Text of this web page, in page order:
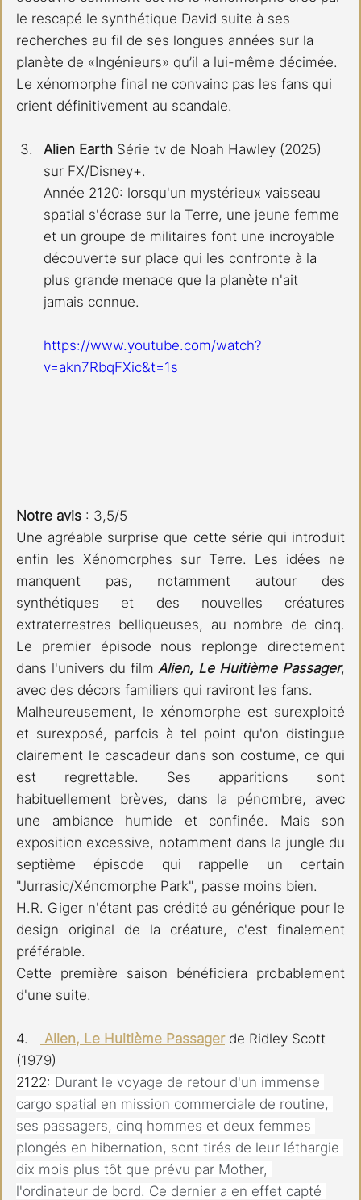
le rescapé le synthétique David suite à ses
recherches au fil de ses longues années sur la
planète de «Ingénieurs» qu’il a lui-même décimée.
Le xénomorphe final ne convainc pas les fans qui
crient définitivement au scandale.
Alien Earth Série tv de Noah Hawley (2025)
sur FX/Disney+.
Année 2120: lorsqu'un mystérieux vaisseau
spatial s'écrase sur la Terre, une jeune femme
et un groupe de militaires font une incroyable
découverte sur place qui les confronte à la
plus grande menace que la planète n'ait
jamais connue.
https://www.youtube.com/watch?
v=akn7RbqFXic&t=1s
Notre avis : 3,5/5
Une agréable surprise que cette série qui introduit
enfin les Xénomorphes sur Terre. Les idées ne
manquent pas, notamment autour des
synthétiques et des nouvelles créatures
extraterrestres belliqueuses, au nombre de cinq.
Le premier épisode nous replonge directement
dans l'univers du film Alien, Le Huitième Passager,
avec des décors familiers qui raviront les fans.
Malheureusement, le xénomorphe est surexploité
et surexposé, parfois à tel point qu'on distingue
clairement le cascadeur dans son costume, ce qui
est regrettable. Ses apparitions sont
habituellement brèves, dans la pénombre, avec
une ambiance humide et confinée. Mais son
exposition excessive, notamment dans la jungle du
septième épisode qui rappelle un certain
"Jurrasic/Xénomorphe Park", passe moins bien.
H.R. Giger n'étant pas crédité au générique pour le
design original de la créature, c'est finalement
préférable.
Cette première saison bénéficiera probablement
d'une suite.
4. Alien, Le Huitième Passager de Ridley Scott
(1979)
2122: Durant le voyage de retour d'un immense
cargo spatial en mission commerciale de routine,
ses passagers, cinq hommes et deux femmes
plongés en hibernation, sont tirés de leur léthargie
dix mois plus tôt que prévu par Mother,
l'ordinateur de bord. Ce dernier a en effet capté